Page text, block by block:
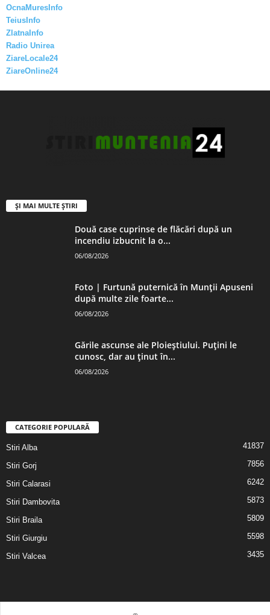
OcnaMuresInfo
TeiusInfo
ZlatnaInfo
Radio Unirea
ZiareLocale24
ZiareOnline24
ȘI MAI MULTE ȘTIRI
Două case cuprinse de flăcări după un
incendiu izbucnit la o...
06/08/2026
Foto | Furtună puternică în Munții Apuseni
după multe zile foarte...
06/08/2026
Gările ascunse ale Ploieștiului. Puțini le
cunosc, dar au ținut în...
06/08/2026
CATEGORIE POPULARĂ
Stiri Alba 41837
Stiri Gorj 7856
Stiri Calarasi 6242
Stiri Dambovita 5873
Stiri Braila 5809
Stiri Giurgiu 5598
Stiri Valcea 3435